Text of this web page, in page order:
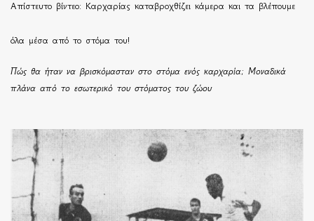
Απίστευτο βίντεο: Καρχαρίας καταβροχθίζει κάμερα και τα βλέπουμε
όλα μέσα από το στόμα του!
Πώς θα ήταν να βρισκόμασταν στο στόμα ενός καρχαρία; Μοναδικά
πλάνα από το εσωτερικό του στόματος του ζώου